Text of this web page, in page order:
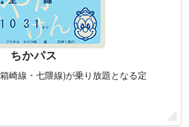
ちかパス
箱崎線・七隈線)が乗り放題となる定